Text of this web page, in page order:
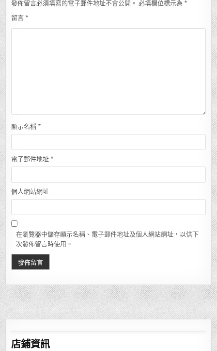
發佈留言必須填寫的電子郵件地址不會公開。 必填欄位標示為 *
留言 *
顯示名稱 *
電子郵件地址 *
個人網站網址
在瀏覽器中儲存顯示名稱、電子郵件地址及個人網站網址，以供下
次發佈留言時使用。
店鋪資訊